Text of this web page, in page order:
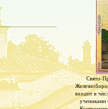
Свято-
входит в
учениками